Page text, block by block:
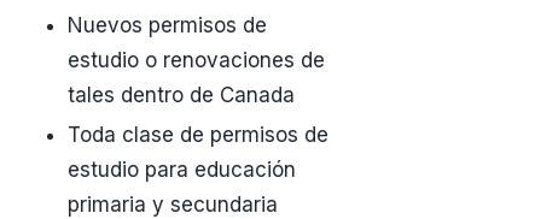
Nuevos permisos de
estudio o renovaciones de
tales dentro de Canada
Toda clase de permisos de
estudio para educación
primaria y secundaria